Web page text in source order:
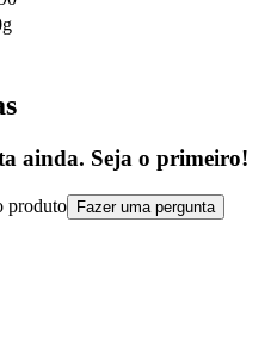
ainda. Seja o primeiro!
produto Fazer uma pergunta